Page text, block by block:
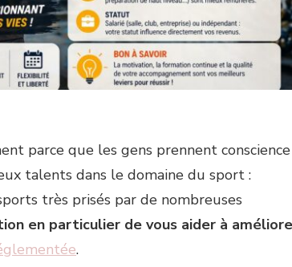
parce que les gens prennent conscience
talents dans le domaine du sport :
très prisés par de nombreuses
en particulier de vous aider à
.